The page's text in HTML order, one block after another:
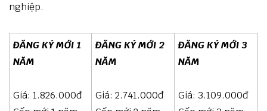
nghiệp.
ĐĂNG KÝ MỚI 1
NĂM
Giá: 1.826.000đ
ĐĂNG KÝ MỚI 2
NĂM
Giá: 2.741.000đ
ĐĂNG KÝ MỚI 3
NĂM
Giá: 3.109.000đ